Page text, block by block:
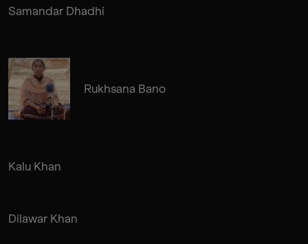
Samandar Dhadhi
Rukhsana Bano
Kalu Khan
Dilawar Khan